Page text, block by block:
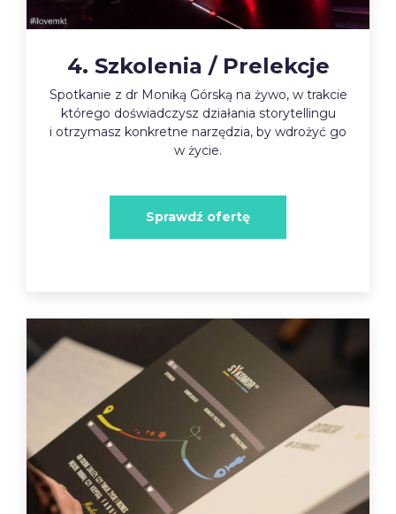
4. Szkolenia / Prelekcje
Spotkanie z dr Moniką Górską na żywo, w trakcie
którego doświadczysz działania storytellingu
i otrzymasz konkretne narzędzia, by wdrożyć go
w życie.
Sprawdź ofertę